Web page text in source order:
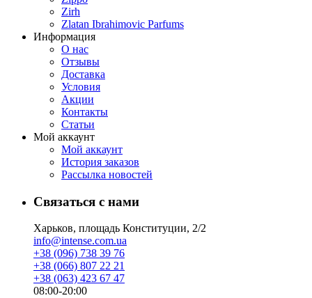
Zirh
Zlatan Ibrahimovic Parfums
Информация
О нас
Отзывы
Доставка
Условия
Aкции
Контакты
Статьи
Мой аккаунт
Мой аккаунт
История заказов
Рассылка новостей
Связаться с нами
Харьков, площадь Конституции, 2/2
info@intense.com.ua
+38 (096) 738 39 76
+38 (066) 807 22 21
+38 (063) 423 67 47
08:00-20:00